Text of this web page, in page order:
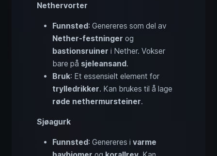
Nethervorter
Funnsted: Genereres som del av
Nether-festninger og
bastionsruiner i Nether. Vokser
bare på sjeleansand.
Bruk: Et essensielt element for
trylledrikker. Kan brukes til å lage
røde nethermursteiner.
Sjøagurk
Funnsted: Genereres i varme